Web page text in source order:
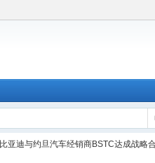
比亚迪与约旦汽车经销商BSTC达成战略